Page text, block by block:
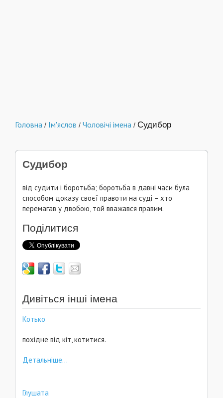
Головна / Ім'яслов / Чоловічі імена / Судибор
Судибор
від судити і боротьба; боротьба в давні часи була
способом доказу своєї правоти на суді – хто
перемагав у двобою, той вважався правим.
Поділитися
Дивіться інші імена
Котько
похідне від кіт, котитися.
Детальніше...
Глушата